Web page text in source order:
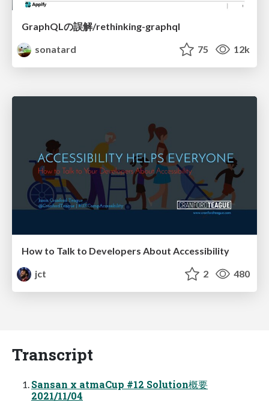
GraphQLの誤解/rethinking-graphql
sonatard
75 12k
How to Talk to Developers About Accessibility
jct
2 480
Transcript
Sansan x atmaCup #12 Solution概要
2021/11/04